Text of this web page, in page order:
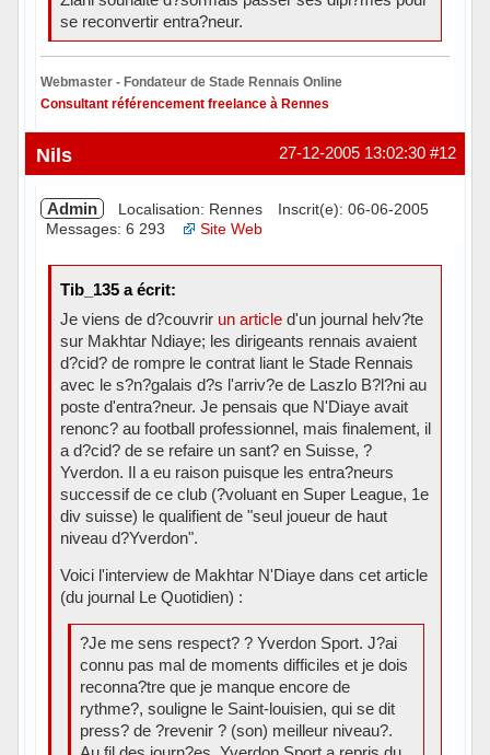
se reconvertir entra?neur.
Webmaster - Fondateur de Stade Rennais Online
Consultant référencement freelance à Rennes
Hors ligne #12
27-12-2005 13:02:30
Nils
Admin Localisation: Rennes
Inscrit(e): 06-06-2005
Messages: 6 293
Site Web
Tib_135 a écrit:
Je viens de d?couvrir un articled'un journal helv?te
sur Makhtar Ndiaye; les dirigeants rennais avaient
d?cid? de rompre le contrat liant le Stade Rennais
avec le s?n?galais d?s l'arriv?e de Laszlo B?l?ni au
poste d'entra?neur. Je pensais que N'Diaye avait
renonc? au football professionnel, mais finalement, il
a d?cid? de se refaire un sant? en Suisse, ?
Yverdon. Il a eu raison puisque les entra?neurs
successif de ce club (?voluant en Super League, 1e
div suisse) le qualifient de "seul joueur de haut
niveau d?Yverdon".
Voici l'interview de Makhtar N'Diaye dans cet article
(du journal Le Quotidien) :
?Je me sens respect? ? Yverdon Sport. J?ai
connu pas mal de moments difficiles et je dois
reconna?tre que je manque encore de
rythme?, souligne le Saint-louisien, qui se dit
press? de ?revenir ? (son) meilleur niveau?.